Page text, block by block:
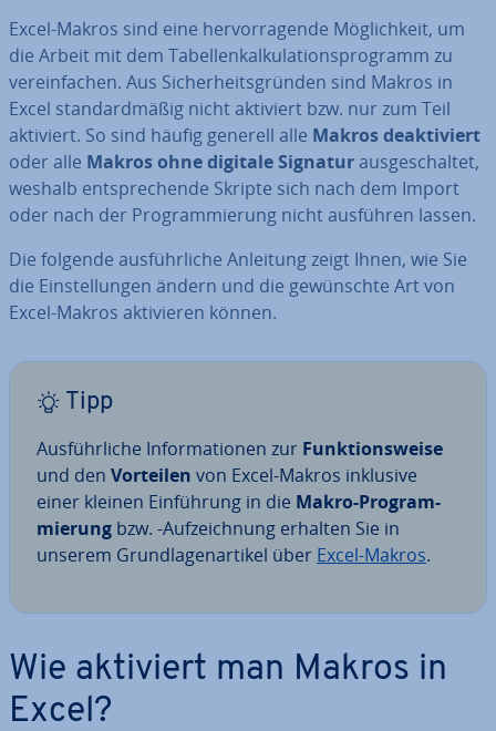
Excel-Makros sind eine her­vor­ra­gen­de Mög­lich­keit, um
die Arbeit mit dem Ta­bel­len­kal­ku­la­ti­ons­pro­gramm zu
ver­ein­fa­chen. Aus Si­cher­heits­grün­den sind Makros in
Excel stan­dard­mä­ßig nicht aktiviert bzw. nur zum Teil
aktiviert. So sind häufig generell alle Makros de­ak­ti­viert
oder alle Makros ohne digitale Signaturaus­ge­schal­tet,
weshalb ent­spre­chen­de Skripte sich nach dem Import
oder nach der Pro­gram­mie­rung nicht ausführen lassen.
Die folgende aus­führ­li­che Anleitung zeigt Ihnen, wie Sie
die Ein­stel­lun­gen ändern und die ge­wünsch­te Art von
Excel-Makros ak­ti­vie­ren können.
Tipp
Aus­führ­li­che In­for­ma­tio­nen zur Funk­ti­ons­wei­se
und den Vorteilen von Excel-Makros inklusive
einer kleinen Ein­füh­rung in die Makro-Pro­gram­
mie­rung bzw. -Auf­zeich­nung erhalten Sie in
unserem Grund­la­gen­ar­ti­kel über Excel-Makros.
Wie aktiviert man Makros in
Excel?